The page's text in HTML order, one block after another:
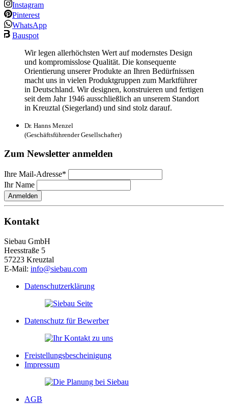
Instagram
Pinterest
WhatsApp
Bauspot
Wir legen allerhöchsten Wert auf modernstes Design
und kompromisslose Qualität. Die konsequente
Orientierung unserer Produkte an Ihren Bedürfnissen
macht uns in vielen Produktgruppen zum Marktführer
in Deutschland. Wir designen, konstruieren und fertigen
seit dem Jahr 1946 ausschließlich an unserem Standort
in Kreuztal (Siegerland) und sind stolz darauf.
Dr. Hanns Menzel
(Geschäftsführender Gesellschafter)
Zum Newsletter anmelden
Ihre Mail-Adresse*
Ihr Name
Anmelden
Kontakt
Siebau GmbH
Heesstraße 5
57223 Kreuztal
E-Mail: info@siebau.com
Datenschutzerklärung
Datenschutz für Bewerber
Freistellungsbescheinigung
Impressum
AGB